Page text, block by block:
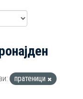
пратеници